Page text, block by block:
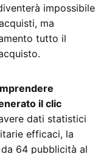
impossibile
ma
tutto il
il clic
dati statistici
efficaci, la
64 pubblicità al